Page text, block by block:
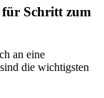
Schritt zum
an eine
die wichtigsten